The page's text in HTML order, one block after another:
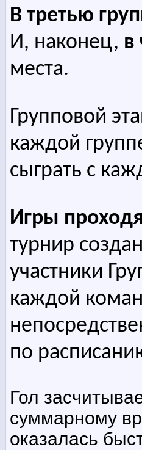
В третью
И, наконец, в
места.
Групповой
каждой
сыграть с
Игры
турнир
участники
каждой
по
Гол
суммарному
оказалась